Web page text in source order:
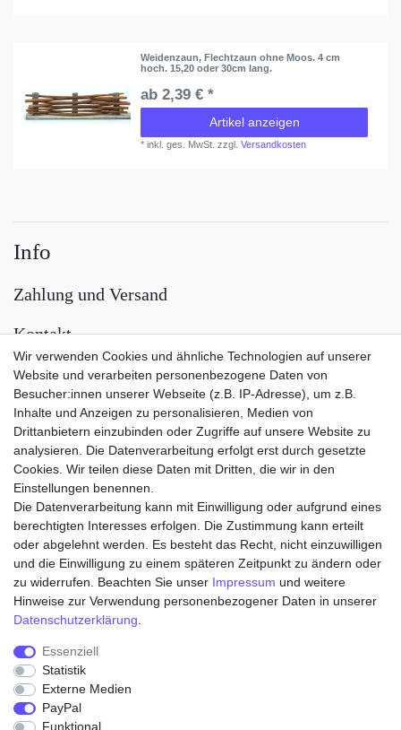
Weidenzaun, Flechtzaun ohne Moos. 4 cm
hoch. 15,20 oder 30cm lang.
ab 2,39 € *
Artikel anzeigen
*inkl. ges. MwSt. zzgl.Versandkosten
Wir verwenden Cookies und ähnliche Technologien auf unserer
Website und verarbeiten personenbezogene Daten von
Besucher:innen unserer Webseite (z.B. IP-Adresse), um z.B.
Inhalte und Anzeigen zu personalisieren, Medien von
Drittanbietern einzubinden oder Zugriffe auf unsere Website zu
analysieren. Die Datenverarbeitung erfolgt erst durch gesetzte
Cookies. Wir teilen diese Daten mit Dritten, die wir in den
Einstellungen benennen.
Die Datenverarbeitung kann mit Einwilligung oder aufgrund eines
berechtigten Interesses erfolgen. Die Zustimmung kann erteilt
oder abgelehnt werden. Es besteht das Recht, nicht einzuwilligen
und die Einwilligung zu einem späteren Zeitpunkt zu ändern oder
zu widerrufen. Beachten Sie unser Impressum und weitere
Hinweise zur Verwendung personenbezogener Daten in unserer
Daten­schutz­erklärung
Essenziell
Statistik
Externe Medien
PayPal
Funktional
Info
Zahlung und Versand
Kontakt
Versand
Zahlungsarten
Widerrufs­recht